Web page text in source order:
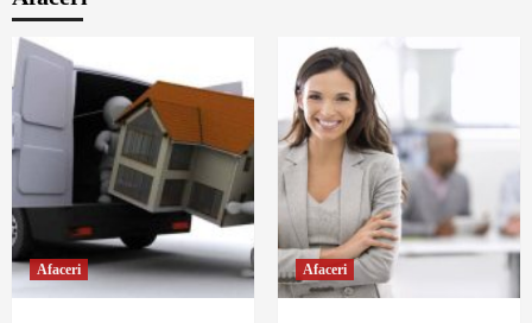
Afaceri Afaceri